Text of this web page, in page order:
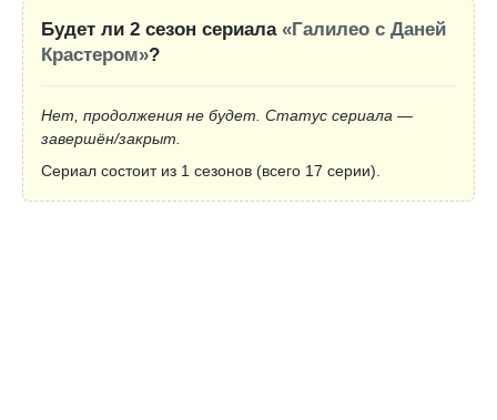
Будет ли 2 сезон сериала «Галилео с Даней
Крастером»?
Нет, продолжения не будет. Статус сериала —
завершён/закрыт.
Сериал состоит из 1 сезонов (всего 17 серии).